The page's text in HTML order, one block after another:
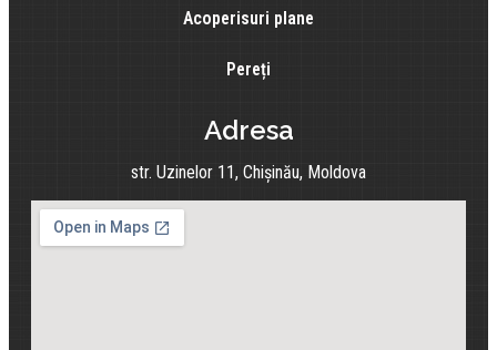
Acoperisuri plane
Pereți
Adresa
str. Uzinelor 11, Chișinău, Moldova